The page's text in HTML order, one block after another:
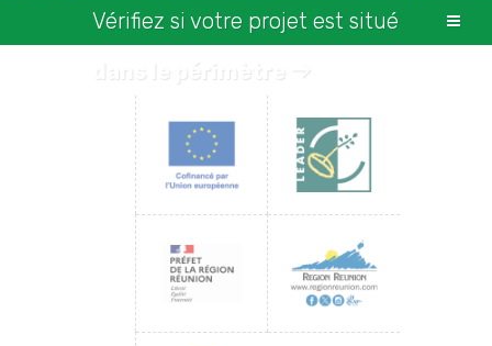
Vérifiez si votre projet est situé
dans le périmètre